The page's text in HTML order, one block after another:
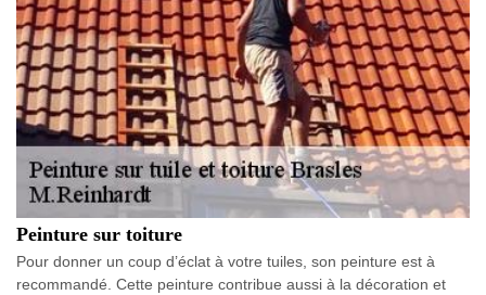
Peinture sur toiture
Pour donner un coup d’éclat à votre tuiles, son peinture est à
recommandé. Cette peinture contribue aussi à la décoration et